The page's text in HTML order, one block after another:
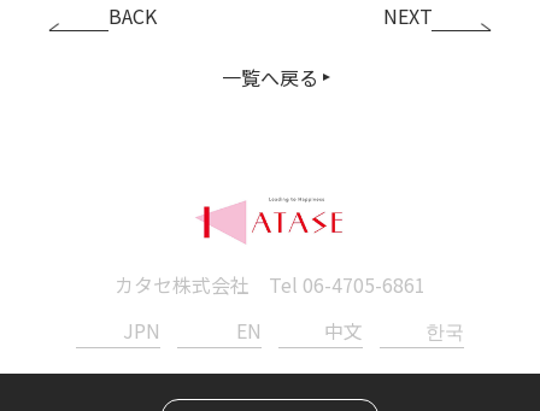
BACK
一覧へ戻る
NEXT
カタセ株式会社 Tel 06-4705-6861
JPN
EN 中文 한국